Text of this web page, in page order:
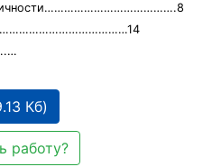
личности………………………………….8
Кб)
работу?